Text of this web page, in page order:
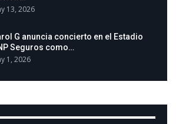
13, 2026
G anuncia concierto en el Estadio
Seguros como…
1, 2026